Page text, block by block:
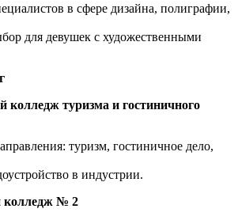
в сфере дизайна, полиграфии,
для девушек с художественными
колледж туризма и гостиничного
туризм, гостиничное дело,
в индустрии.
колледж № 2